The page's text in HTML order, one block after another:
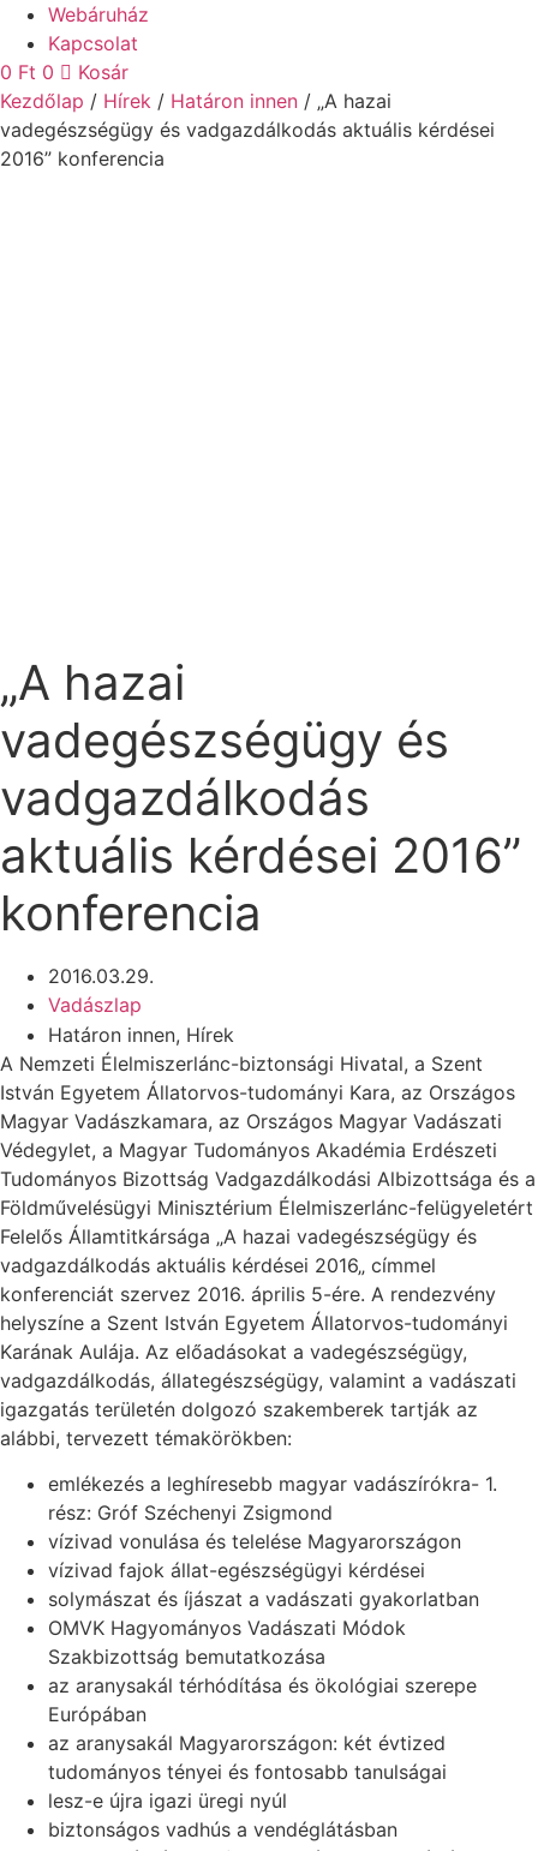
Webáruház
Kapcsolat
0 Ft 0
Kosár
Kezdőlap / Hírek / Határon innen / „A hazai
vadegészségügy és vadgazdálkodás aktuális kérdései
2016” konferencia
„A hazai
vadegészségügy és
vadgazdálkodás
aktuális kérdései 2016”
konferencia
2016.03.29.
Vadászlap
Határon innen, Hírek
A Nemzeti Élelmiszerlánc-biztonsági Hivatal, a Szent
István Egyetem Állatorvos-tudományi Kara, az Országos
Magyar Vadászkamara, az Országos Magyar Vadászati
Védegylet, a Magyar Tudományos Akadémia Erdészeti
Tudományos Bizottság Vadgazdálkodási Albizottsága és a
Földművelésügyi Minisztérium Élelmiszerlánc-felügyeletért
Felelős Államtitkársága „A hazai vadegészségügy és
vadgazdálkodás aktuális kérdései 2016„ címmel
konferenciát szervez 2016. április 5-ére. A rendezvény
helyszíne a Szent István Egyetem Állatorvos-tudományi
Karának Aulája. Az előadásokat a vadegészségügy,
vadgazdálkodás, állategészségügy, valamint a vadászati
igazgatás területén dolgozó szakemberek tartják az
alábbi, tervezett témakörökben:
emlékezés a leghíresebb magyar vadászírókra- 1.
rész: Gróf Széchenyi Zsigmond
vízivad vonulása és telelése Magyarországon
vízivad fajok állat-egészségügyi kérdései
solymászat és íjászat a vadászati gyakorlatban
OMVK Hagyományos Vadászati Módok
Szakbizottság bemutatkozása
az aranysakál térhódítása és ökológiai szerepe
Európában
az aranysakál Magyarországon: két évtized
tudományos tényei és fontosabb tanulságai
lesz-e újra igazi üregi nyúl
biztonságos vadhús a vendéglátásban